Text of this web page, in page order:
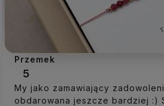
Przemek
5
My jako zamawiający
obdarowana jeszcze bardziej :)